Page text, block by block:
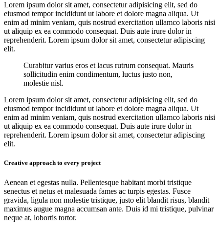
Lorem ipsum dolor sit amet, consectetur adipisicing elit, sed do
eiusmod tempor incididunt ut labore et dolore magna aliqua. Ut
enim ad minim veniam, quis nostrud exercitation ullamco laboris nisi
ut aliquip ex ea commodo consequat. Duis aute irure dolor in
reprehenderit. Lorem ipsum dolor sit amet, consectetur adipiscing
elit.
Curabitur varius eros et lacus rutrum consequat. Mauris
sollicitudin enim condimentum, luctus justo non,
molestie nisl.
Lorem ipsum dolor sit amet, consectetur adipisicing elit, sed do
eiusmod tempor incididunt ut labore et dolore magna aliqua. Ut
enim ad minim veniam, quis nostrud exercitation ullamco laboris nisi
ut aliquip ex ea commodo consequat. Duis aute irure dolor in
reprehenderit. Lorem ipsum dolor sit amet, consectetur adipiscing
elit.
Creative approach to every project
Aenean et egestas nulla. Pellentesque habitant morbi tristique
senectus et netus et malesuada fames ac turpis egestas. Fusce
gravida, ligula non molestie tristique, justo elit blandit risus, blandit
maximus augue magna accumsan ante. Duis id mi tristique, pulvinar
neque at, lobortis tortor.